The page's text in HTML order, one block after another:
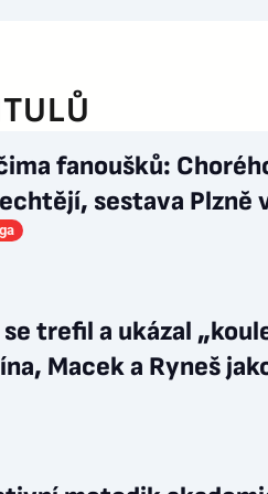
fanoušků:
sestava Plzně
trefil a ukázal
Macek a Ryneš